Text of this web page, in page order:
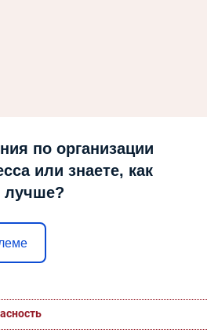
по организации
или знаете, как
лучше?